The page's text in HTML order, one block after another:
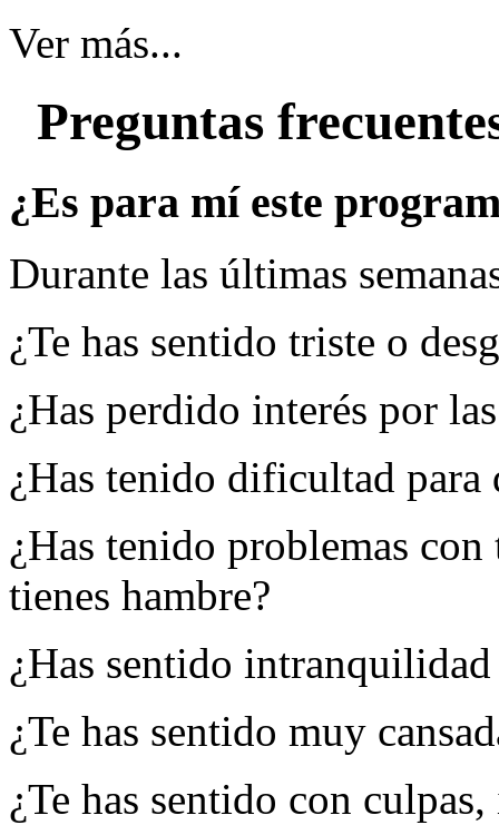
Ver más...
Preguntas
¿Es para mí este
Durante las últimas
¿Te has sentido triste o
¿Has perdido interés por
¿Has tenido dificultad para
¿Has tenido problemas
tienes hambre?
¿Has sentido
¿Te has sentido muy
¿Te has sentido con